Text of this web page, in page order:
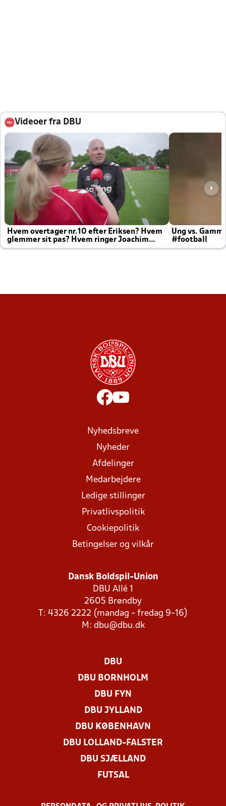
Videoer fra DBU
Hvem overtager nr.10 efter Eriksen? Hvem
glemmer sit pas? Hvem ringer Joachim
altid til efter kampe?
Ung vs.
#football
Nyhedsbreve
Nyheder
Afdelinger
Medarbejdere
Ledige stillinger
Privatlivspolitik
Cookiepolitik
Betingelser og vilkår
Dansk Boldspil-Union
DBU Allé 1
2605 Brøndby
T: 4326 2222 (mandag - fredag 9-16)
M: dbu@dbu.dk
DBU
DBU BORNHOLM
DBU FYN
DBU JYLLAND
DBU KØBENHAVN
DBU LOLLAND-FALSTER
DBU SJÆLLAND
FUTSAL